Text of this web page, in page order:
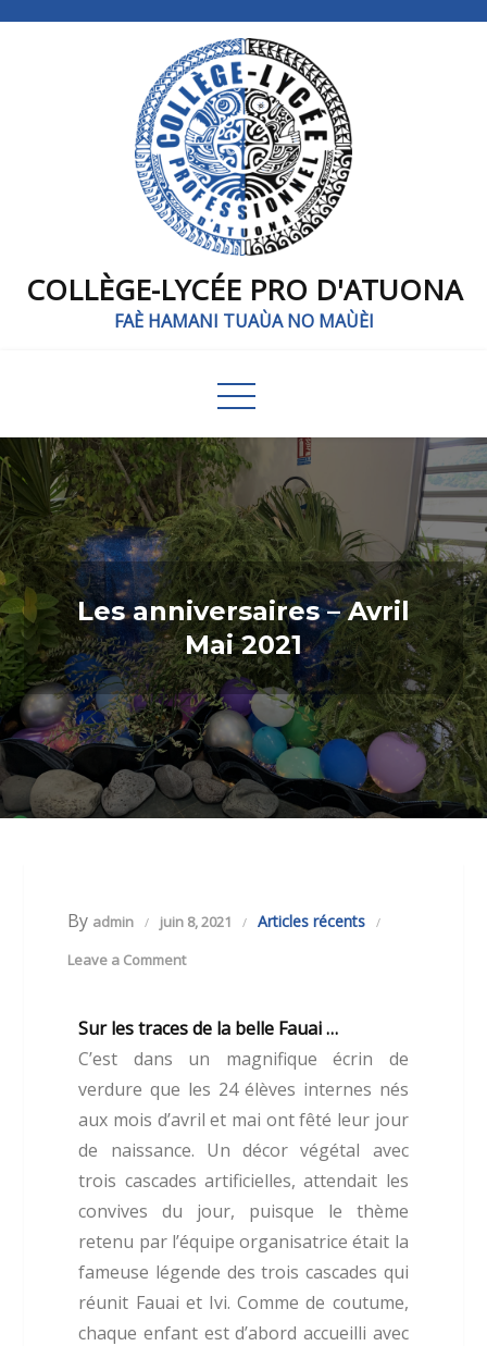
COLLÈGE-LYCÉE PRO D'ATUONA
FAÈ HAMANI TUAÙA NO MAÙÈI
Les anniversaires – Avril
Mai 2021
By admin juin 8, 2021 Articles récents
Leave a Comment
Sur les traces de la belle Fauai …
C’est dans un magnifique écrin de
verdure que les 24 élèves internes nés
aux mois d’avril et mai ont fêté leur jour
de naissance. Un décor végétal avec
trois cascades artificielles, attendait les
convives du jour, puisque le thème
retenu par l’équipe organisatrice était la
fameuse légende des trois cascades qui
réunit Fauai et Ivi. Comme de coutume,
chaque enfant est d’abord accueilli avec